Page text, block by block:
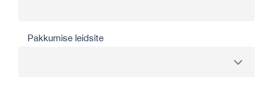
Pakkumise leidsite